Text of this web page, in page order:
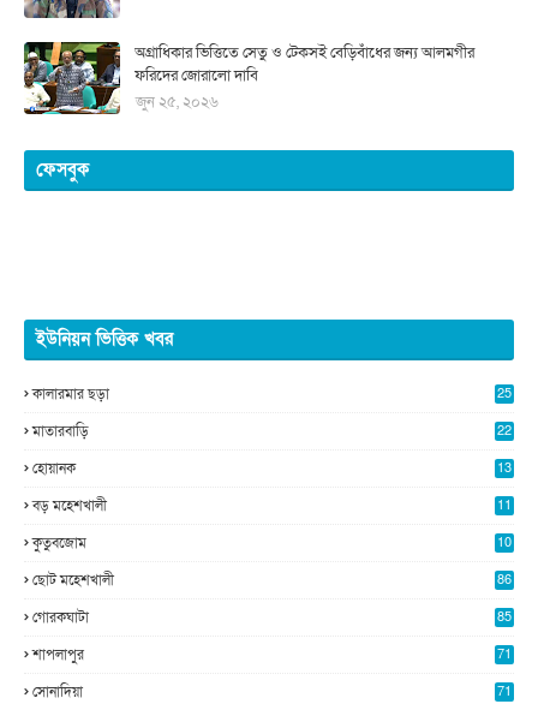
অগ্রাধিকার ভিত্তিতে সেতু ও টেকসই বেড়িবাঁধের জন্য আলমগীর
ফরিদের জোরালো দাবি
জুন ২৫, ২০২৬
ফেসবুক
ইউনিয়ন ভিত্তিক খবর
কালারমার ছড়া
25
মাতারবাড়ি
22
হোয়ানক
13
বড় মহেশখালী
11
কুতুবজোম
10
ছোট মহেশখালী 86
গোরকঘাটা 85
শাপলাপুর 71
সোনাদিয়া 71